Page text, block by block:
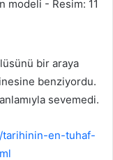
bir araya
benziyordu.
sevemedi.
tarihinin-en-tuhaf-